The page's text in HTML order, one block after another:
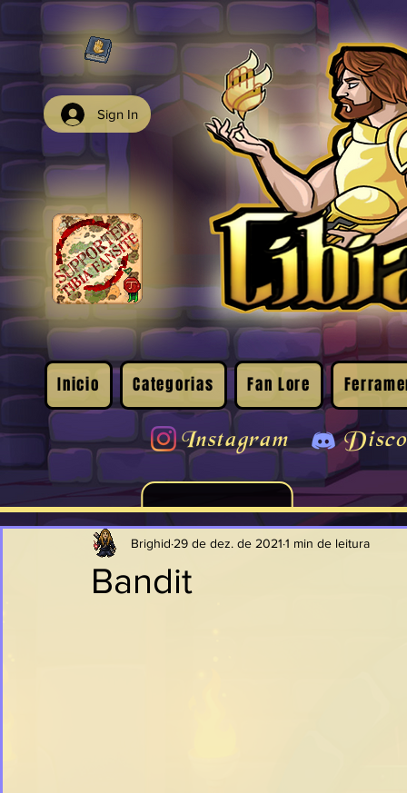
Sign In
Inicio Categorias Fan Lore
Instagram
Bandit
Brighid 29 de dez. de 2021 1 min de leitura